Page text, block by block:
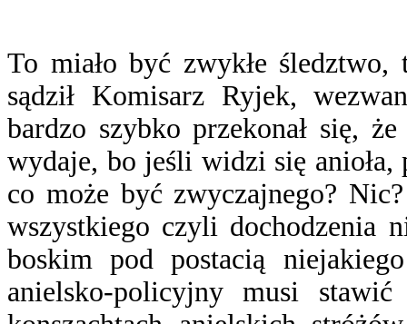
To miało być zwykłe
sądził Komisarz Ryjek,
bardzo szybko przekonał się,
wydaje, bo jeśli widzi się
co może być zwyczajnego?
wszystkiego czyli dochodzenia
boskim pod postacią
anielsko-policyjny musi stawić